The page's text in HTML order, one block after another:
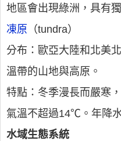
地區會出現綠洲，具有
凍原 （tundra）
分布：歐亞大陸和北美
溫帶的山地與高原。
特點：冬季漫長而嚴寒
氣溫不超過14℃。年降
水域生態系統